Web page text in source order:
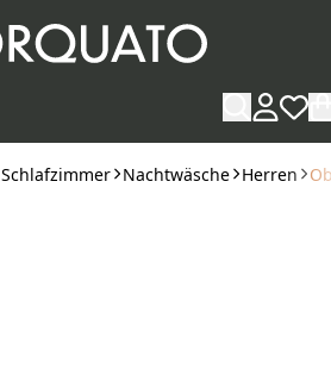
Schlafzimmer Nachtwäsche Herren